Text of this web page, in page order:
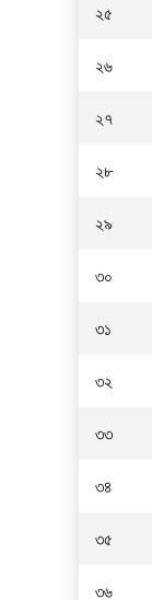
২৫
২৬
২৭
২৮
২৯
৩০
৩১
৩২
৩৩
৩৪
৩৫
৩৬